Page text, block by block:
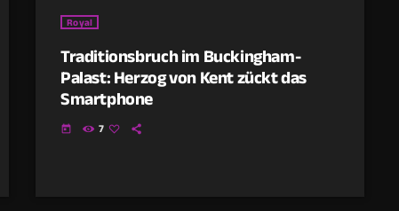
Royal
Traditionsbruch im Buckingham-
Palast: Herzog von Kent zückt das
Smartphone
today 7